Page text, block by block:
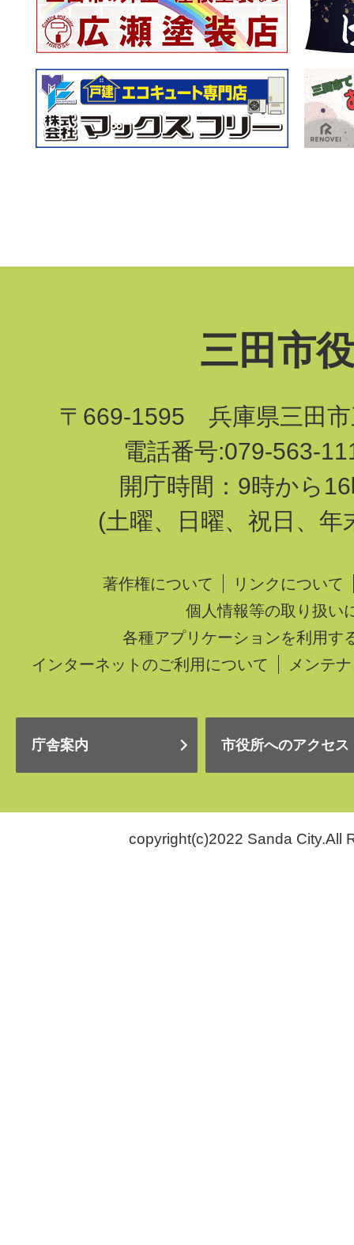
三田市
〒669-1595 兵庫県三田市
電話番号:079-563-
開庁時間：9時から
(土曜、日曜、祝日、年
著作権について
リンクについて
個人情報等の取り扱い
各種アプリケーションを利用す
インターネットのご利用について
メンテ
庁舎案内 市役所へのアクセス
copyright(c)2022 Sanda City.All